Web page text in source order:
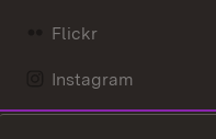
Flickr
Instagram